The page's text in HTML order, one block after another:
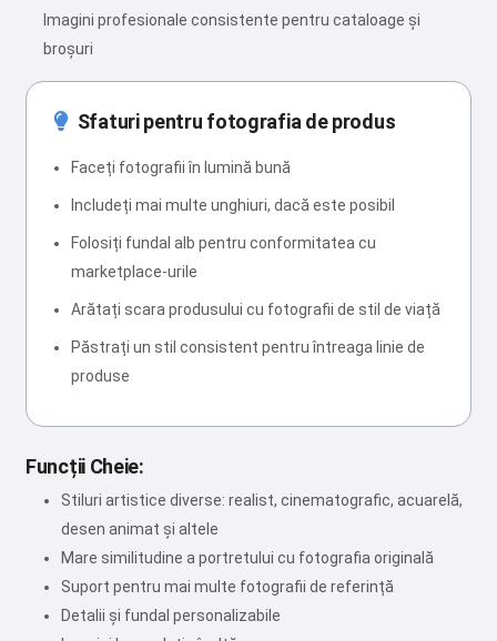
Imagini profesionale consistente pentru cataloage și
broșuri
Sfaturi pentru fotografia de produs
Faceți fotografii în lumină bună
Includeți mai multe unghiuri, dacă este posibil
Folosiți fundal alb pentru conformitatea cu
marketplace-urile
Arătați scara produsului cu fotografii de stil de viață
Păstrați un stil consistent pentru întreaga linie de
produse
Funcții Cheie:
Stiluri artistice diverse: realist, cinematografic, acuarelă,
desen animat și altele
Mare similitudine a portretului cu fotografia originală
Suport pentru mai multe fotografii de referință
Detalii și fundal personalizabile